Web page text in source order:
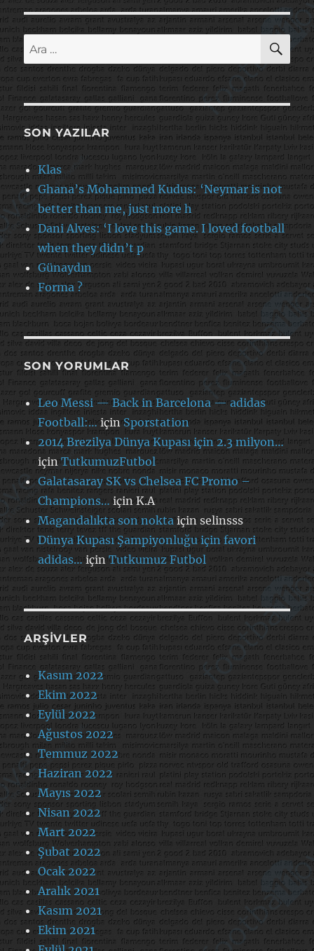
Ara:
SON YAZILAR
Klas
Ghana’s Mohammed Kudus: ‘Neymar is not
better than me, just more h
Dani Alves: ‘I love this game. I loved football
when they didn’t p
Günaydın
Forma ?
SON YORUMLAR
Leo Messi — Back in Barcelona — adidas
Football:…içinSporstation
2014 Brezilya Dünya Kupası için 2.3 milyon…
içinTutkumuzFutbol
Galatasaray SK vs Chelsea FC Promo –
Champions… içinK.A
Magandalıkta son noktaiçinselinsss
Dünya Kupası Şampiyonluğu için favori
adidas…içinTutkumuz Futbol
ARŞIVLER
Kasım 2022
Ekim 2022
Eylül 2022
Ağustos 2022
Temmuz 2022
Haziran 2022
Mayıs 2022
Nisan 2022
Mart 2022
Şubat 2022
Ocak 2022
Aralık 2021
Kasım 2021
Ekim 2021